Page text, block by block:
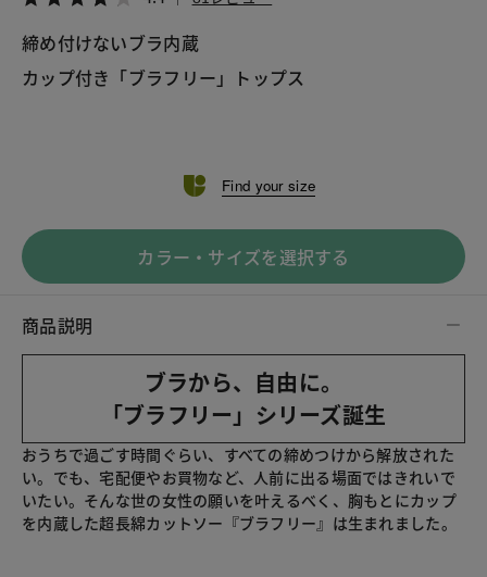
締め付けないブラ内蔵
カップ付き「ブラフリー」トップス
Find your size
カラー・サイズを選択する
商品説明
ブラから、自由に。
「ブラフリー」シリーズ誕生
おうちで過ごす時間ぐらい、すべての締めつけから解放された
い。でも、宅配便やお買物など、人前に出る場面ではきれいで
いたい。そんな世の女性の願いを叶えるべく、胸もとにカップ
を内蔵した超長綿カットソー『ブラフリー』は生まれました。
LINE X メール